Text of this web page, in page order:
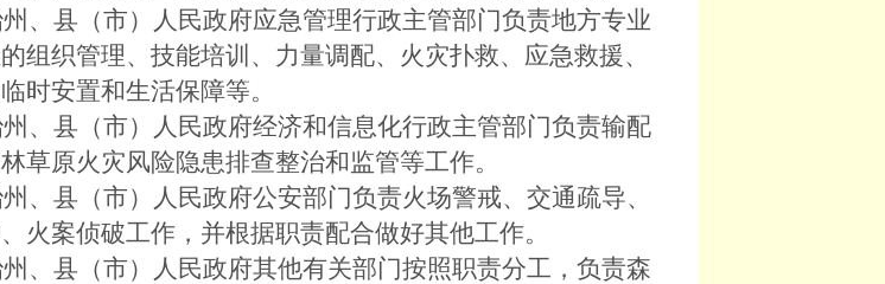
县（市）人民政府应急管理行政主管部门负责地方专业
组织管理、技能培训、力量调配、火灾扑救、应急救援、
时安置和生活保障等。
县（市）人民政府经济和信息化行政主管部门负责输配
草原火灾风险隐患排查整治和监管等工作。
县（市）人民政府公安部门负责火场警戒、交通疏导、
火案侦破工作，并根据职责配合做好其他工作。
县（市）人民政府其他有关部门按照职责分工，负责森